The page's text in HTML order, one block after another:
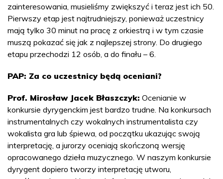
zainteresowania, musieliśmy zwiększyć i teraz jest ich 50.
Pierwszy etap jest najtrudniejszy, ponieważ uczestnicy
mają tylko 30 minut na pracę z orkiestrą i w tym czasie
muszą pokazać się jak z najlepszej strony. Do drugiego
etapu przechodzi 12 osób, a do finału – 6.
PAP: Za co uczestnicy będą oceniani?
Prof. Mirosław Jacek Błaszczyk: Ocenianie w
konkursie dyrygenckim jest bardzo trudne. Na konkursach
instrumentalnych czy wokalnych instrumentalista czy
wokalista gra lub śpiewa, od początku ukazując swoją
interpretację, a jurorzy oceniają skończoną wersję
opracowanego dzieła muzycznego. W naszym konkursie
dyrygent dopiero tworzy interpretację utworu,